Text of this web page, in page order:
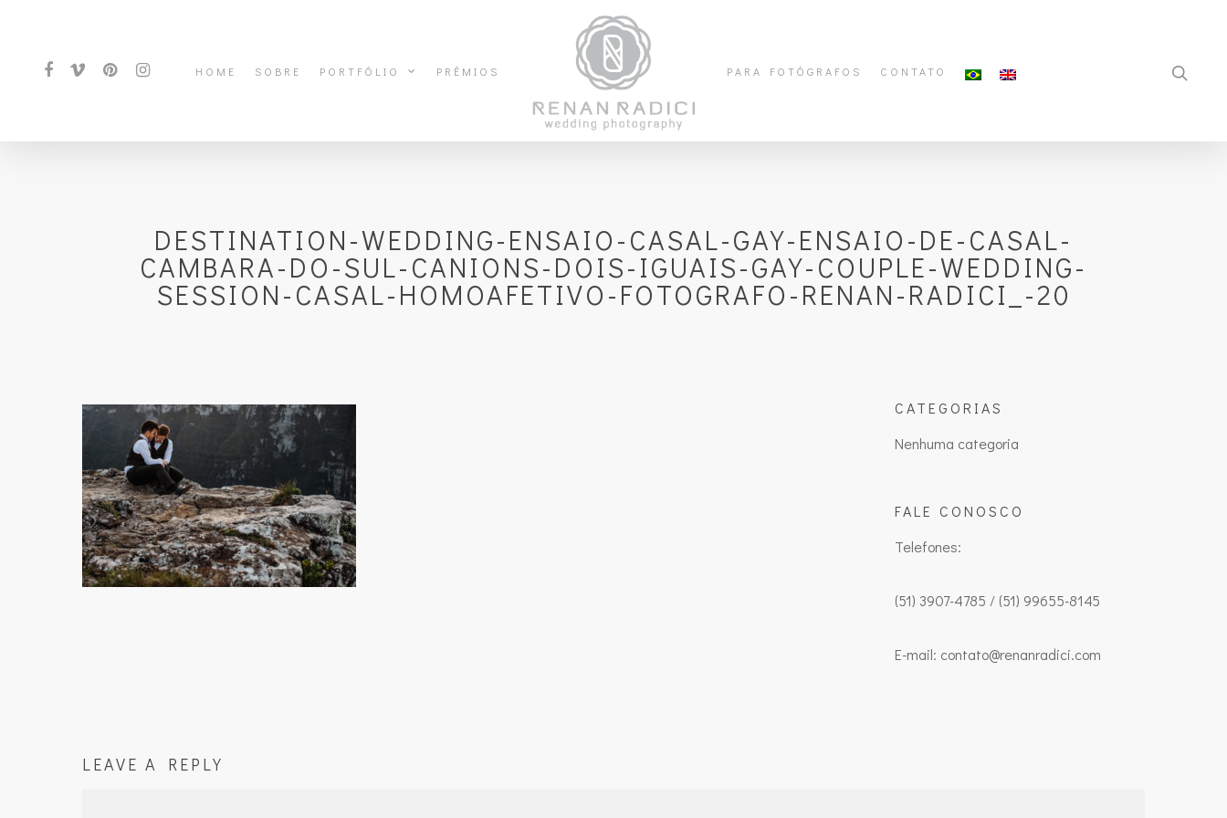
HOME SOBRE PORTFÓLIO PRÊMIOS PARA FOTÓGRAFOS CONTATO
DESTINATION-WEDDING-ENSAIO-CASAL-GAY-ENSAIO-DE-CASAL-
CAMBARA-DO-SUL-CANIONS-DOIS-IGUAIS-GAY-COUPLE-WEDDING-
SESSION-CASAL-HOMOAFETIVO-FOTOGRAFO-RENAN-RADICI_-20
CATEGORIAS
Nenhuma categoria
FALE CONOSCO
Telefones:
(51) 3907-4785 / (51) 99655-8145
E-mail: contato@renanradici.com
LEAVE A REPLY